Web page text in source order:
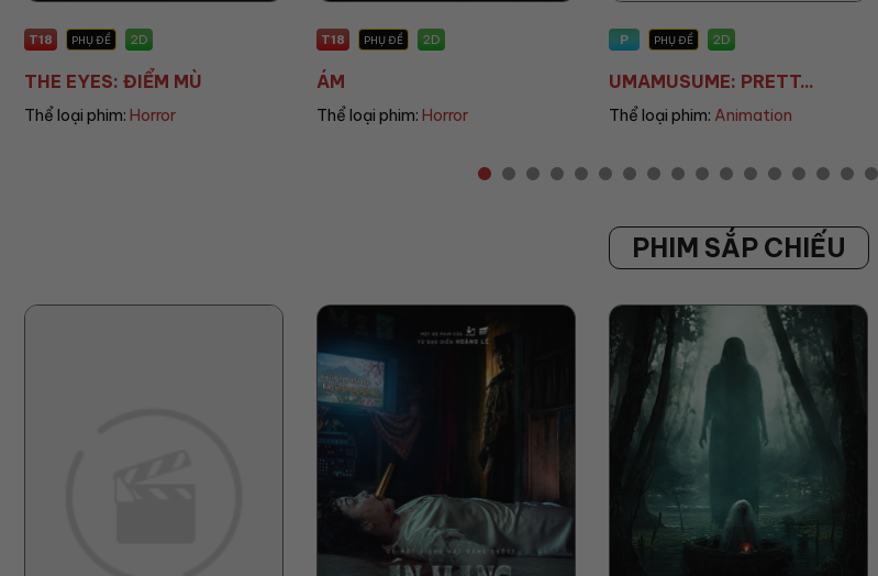
T18 PHỤ ĐỀ
ÁM
Thể loại phim:Horror
PHỤ ĐỀ 2D
UMAMUSUME: PRETT...
Thể loại phim:Animation
PHỤ ĐỀ/LỒNG TIẾNG
THE LAND OF SOME...
Thể loại phim:Animation
PHIM SẮP CHIẾU